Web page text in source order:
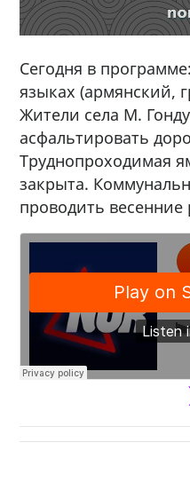
Сегодня в
языках (армянский,
Жители села М.
асфальтировать
Труднопроходимая
закрыта.
проводить